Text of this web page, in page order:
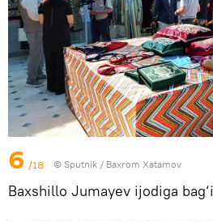
6 /18 © Sputnik / Baxrom Xatamov
Baxshillo Jumayev ijodiga